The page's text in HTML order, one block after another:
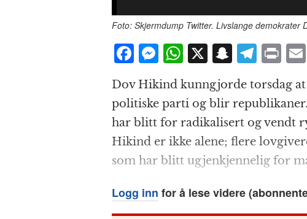
Foto: Skjermdump Twitter. Livslange demokrater
F
a
c
e
b
o
o
k
M
e
ss
e
n
g
e
r
W
at
s
A
p
p
X S
n
a
p
c
h
at
T
e
g
r
a
m
P
n
t
Dov Hikind kunngjorde torsdag
politiske parti og blir
har blitt for radikalisert og vendt
Hikind er ikke alene; flere
som har blitt ugjen­kjennelig for
Logg inn for å lese videre